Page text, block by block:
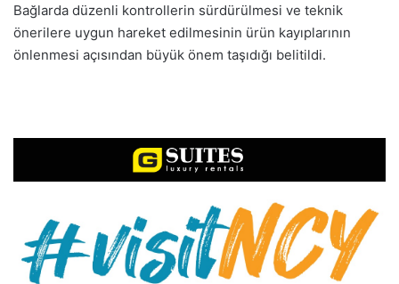
Bağlarda düzenli kontrollerin sürdürülmesi ve teknik
önerilere uygun hareket edilmesinin ürün kayıplarının
önlenmesi açısından büyük önem taşıdığı belitildi.